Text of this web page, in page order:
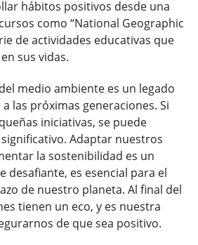
hábitos positivos desde una
como “National Geographic
de actividades educativas que
sus vidas.
medio ambiente es un legado
las próximas generaciones. Si
iniciativas, se puede
Adaptar nuestros
la sostenibilidad es un
desafiante, es esencial para el
de nuestro planeta. Al final del
tienen un eco, y es nuestra
de que sea positivo.